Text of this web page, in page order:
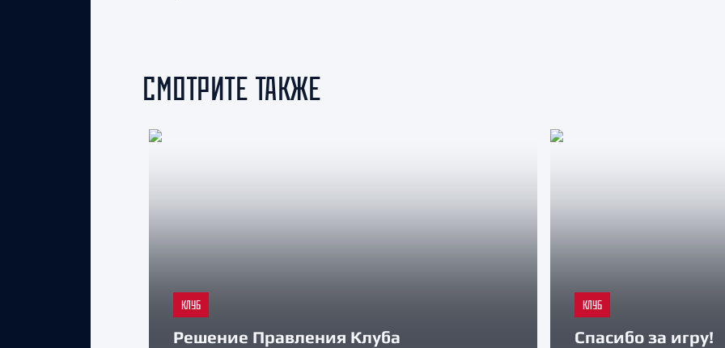
СМОТРИТЕ ТАКЖЕ
КЛУБ
Решение Правления Клуба
КЛУБ
Спасибо за игру!